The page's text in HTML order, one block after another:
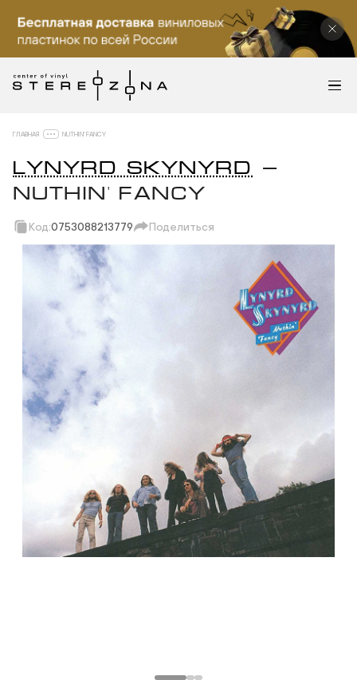
ГЛАВНАЯ NUTHIN' FANCY
LYNYRD SKYNYRD
—
NUTHIN' FANCY
Код:0753088213779 Поделиться
Скопировать ссылку
Вотсап
Телеграм
ВКонтакте
Одноклассники